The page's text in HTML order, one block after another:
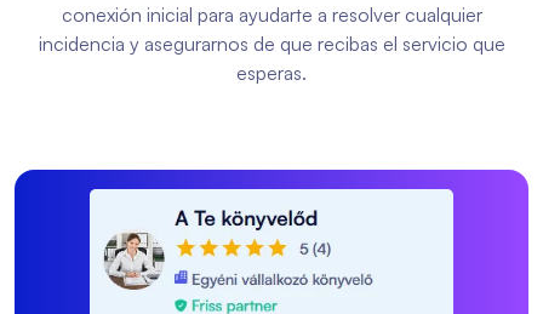
conexión inicial para ayudarte a resolver cualquier
incidencia y asegurarnos de que recibas el servicio que
esperas.